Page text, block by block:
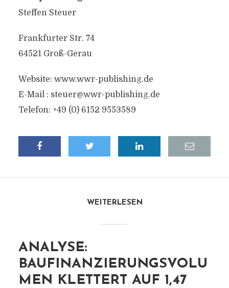
Steffen Steuer
Frankfurter Str. 74
64521 Groß-Gerau
Website: www.wwr-publishing.de
E-Mail : steuer@wwr-publishing.de
Telefon: +49 (0) 6152 9553589
WEITERLESEN
ANALYSE:
BAUFINANZIERUNGSVOLU
MEN KLETTERT AUF 1,47